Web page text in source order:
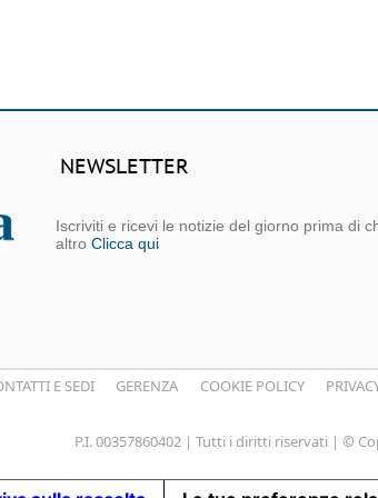
NEWSLETTER
Iscriviti e ricevi le notizie del giorno prima di
altro Clicca qui
E SEDI GERENZA COOKIE POLICY
P.I. 00357860402 | Tutti i diritti riservati | ©